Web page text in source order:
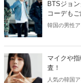
BTSジョ
コーデも
韓国の男性
ョングクが
す。
マイクや
査！
人気の韓国